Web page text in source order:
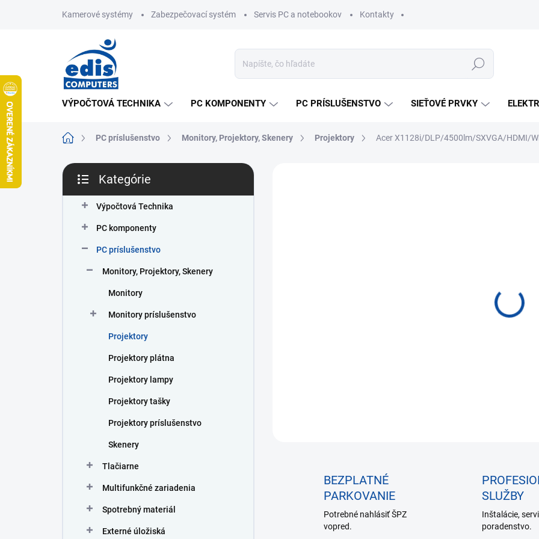
Kamerové systémy Zabezpečovací systém Servis PC a notebookov Kontakty
Hľadať
VÝPOČTOVÁ TECHNIKA PC KOMPONENTY PC PRÍSLUŠENSTVO SIEŤOVÉ PRVKY
DomovPC príslušenstvo Monitory, Projektory, Skenery Projektory Acer X1128i/DLP/4500lm/SXVGA/HDMI/
B
č
kategórie
Kategórie
Výpočtová Technika
PC komponenty
PC príslušenstvo
Monitory, Projektory, Skenery
Monitory
Monitory príslušenstvo
Projektory
Projektory plátna
Projektory lampy
Projektory tašky
Projektory príslušenstvo
Skenery
Tlačiarne
Multifunkčné zariadenia
Spotrebný materiál
Externé úložiská
cena:
NA
BEZPLATNÉ
PARKOVANIE
Potrebné nahlásiť ŠPZ
vopred.
SLUŽBY
Inštalácie,
poradenstvo.